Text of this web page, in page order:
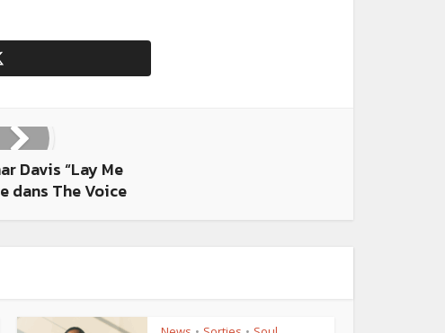
Davis “Lay Me
dans The Voice